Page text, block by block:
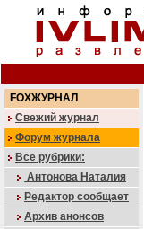
FOXЖУРНАЛ
Свежий журнал
Форум журнала
Все рубрики:
Антонова Наталия
Редактор сообщает
Архив анонсов